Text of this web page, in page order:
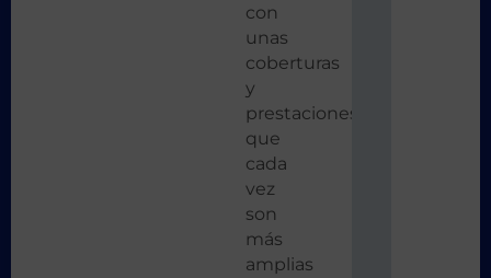
con
unas
coberturas
y
prestaciones
que
cada
vez
son
más
amplias